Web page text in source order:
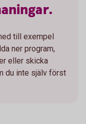
till exempel
ner program,
eller skicka
du inte själv först